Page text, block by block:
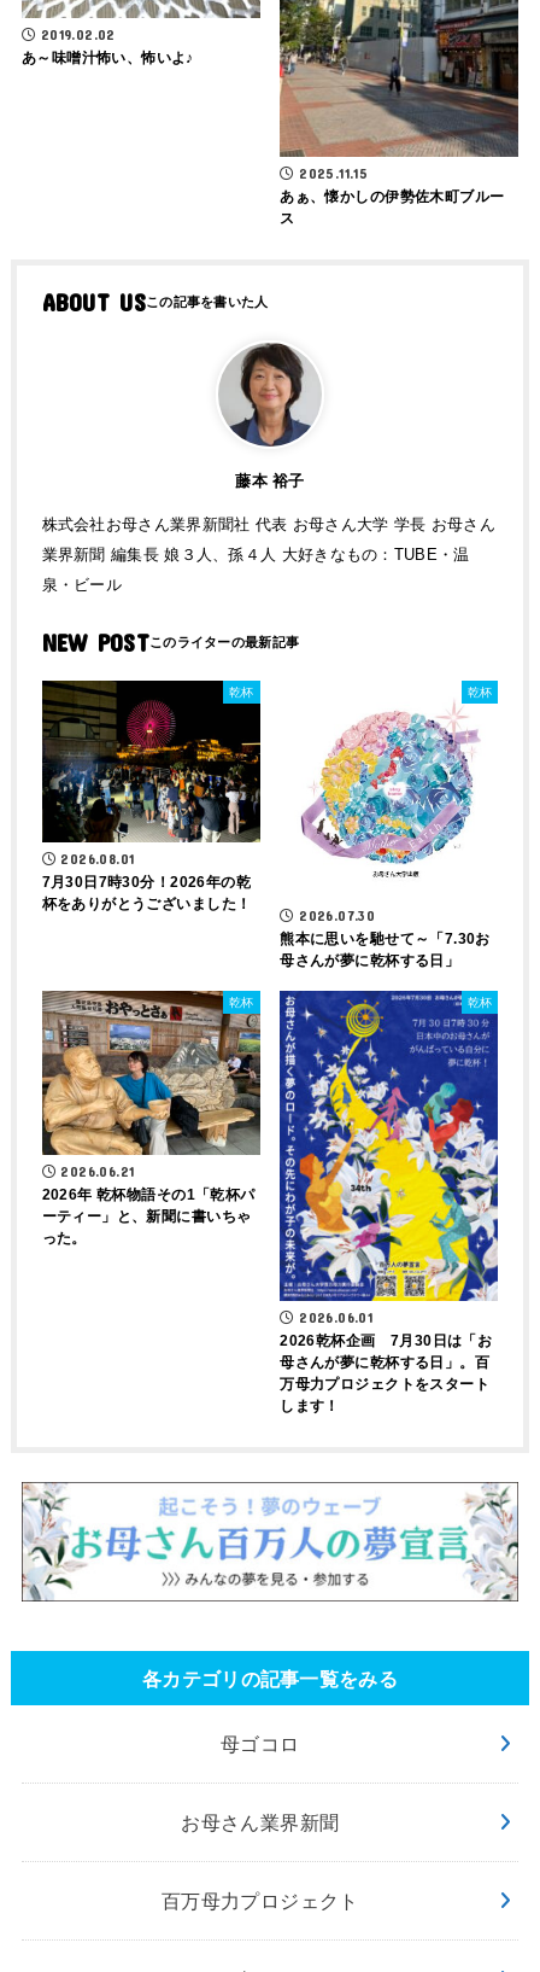
2019.02.02
あ～味噌汁怖い、怖いよ♪
2025.11.15
あぁ、懐かしの伊勢佐木町ブルー
ス
ABOUT US
藤本 裕子
株式会社お母さん業界新聞社 代表 お母さん大学 学長 お母さん
業界新聞 編集長 娘３人、孫４人 大好きなもの：TUBE・温
泉・ビール
NEW POST
乾杯
2026.08.01
7月30日7時30分！2026年の乾
杯をありがとうございました！
乾杯
2026.07.30
熊本に思いを馳せて～「7.30お
母さんが夢に乾杯する日」
乾杯
2026.06.21
2026年 乾杯物語その1「乾杯パ
ーティー」と、新聞に書いちゃ
った。
乾杯
2026.06.01
2026乾杯企画 7月30日は「お
母さんが夢に乾杯する日」。百
万母力プロジェクトをスタート
します！
各カテゴリの記事一覧をみる
母ゴコロ
お母さん業界新聞
百万母力プロジェクト